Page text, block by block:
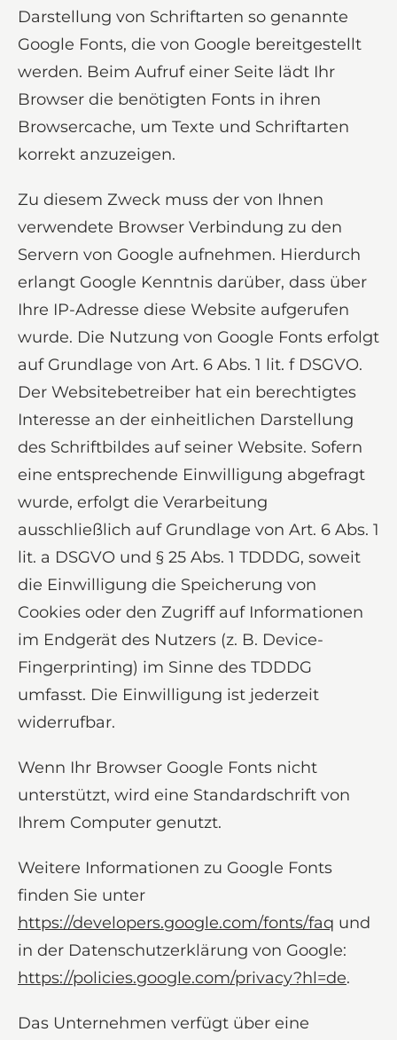
Darstellung von Schriftarten so genannte
Google Fonts, die von Google bereitgestellt
werden. Beim Aufruf einer Seite lädt Ihr
Browser die benötigten Fonts in ihren
Browsercache, um Texte und Schriftarten
korrekt anzuzeigen.
Zu diesem Zweck muss der von Ihnen
verwendete Browser Verbindung zu den
Servern von Google aufnehmen. Hierdurch
erlangt Google Kenntnis darüber, dass über
Ihre IP-Adresse diese Website aufgerufen
wurde. Die Nutzung von Google Fonts erfolgt
auf Grundlage von Art. 6 Abs. 1 lit. f DSGVO.
Der Websitebetreiber hat ein berechtigtes
Interesse an der einheitlichen Darstellung
des Schriftbildes auf seiner Website. Sofern
eine entsprechende Einwilligung abgefragt
wurde, erfolgt die Verarbeitung
ausschließlich auf Grundlage von Art. 6 Abs. 1
lit. a DSGVO und § 25 Abs. 1 TDDDG, soweit
die Einwilligung die Speicherung von
Cookies oder den Zugriff auf Informationen
im Endgerät des Nutzers (z. B. Device-
Fingerprinting) im Sinne des TDDDG
umfasst. Die Einwilligung ist jederzeit
widerrufbar.
Wenn Ihr Browser Google Fonts nicht
unterstützt, wird eine Standardschrift von
Ihrem Computer genutzt.
Weitere Informationen zu Google Fonts
finden Sie unter
https://developers.google.com/fonts/faq und
in der Datenschutzerklärung von Google:
https://policies.google.com/privacy?hl=de.
Das Unternehmen verfügt über eine